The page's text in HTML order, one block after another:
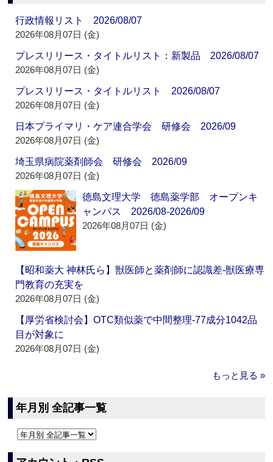
行政情報リスト 2026/08/07
2026年08月07日 (金)
プレスリリース・タイトルリスト：新製品 2026/08/07
2026年08月07日 (金)
プレスリリース・タイトルリスト 2026/08/07
2026年08月07日 (金)
日本プライマリ・ケア連合学会 研修会 2026/09
2026年08月07日 (金)
埼玉県病院薬剤師会 研修会 2026/09
2026年08月07日 (金)
徳島文理大学 徳島薬学部 オープンキ
ャンパス 2026/08-2026/09
2026年08月07日 (金)
【昭和薬大 神林氏ら】獣医師と薬剤師に認識差‐獣医療専
門教育の充実を
2026年08月07日 (金)
【厚労省検討会】OTC類似薬で中間整理‐77成分1042品
目が対象に
2026年08月07日 (金)
もっと見る »
年月別 全記事一覧